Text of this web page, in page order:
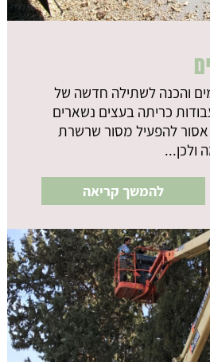
והכנה לשתילה חדשה של
כריתה בעצים נשארים
להפעיל מסור שרשרת
ולכן...
להמשך קריאה